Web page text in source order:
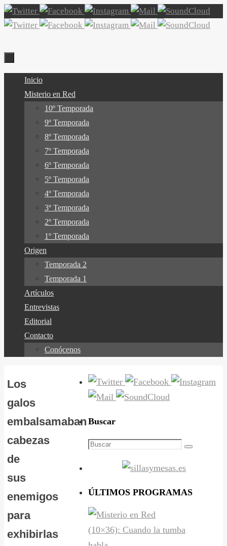
Ir
al
contenido
Inicio
Misterio en Red
10º Temporada
9º Temporada
8º Temporada
7º Temporada
6º Temporada
5º Temporada
4º Temporada
3º Temporada
2º Temporada
1º Temporada
Origen
Temporada 2
Temporada 1
Artículos
Entrevistas
Editorial
Contacto
Conócenos
Los
galos
embalsamaban
cabezas
de
sus
enemigos
para
exhibirlas
Buscar
Buscar:
Buscar
ÚLTIMOS PROGRAMAS